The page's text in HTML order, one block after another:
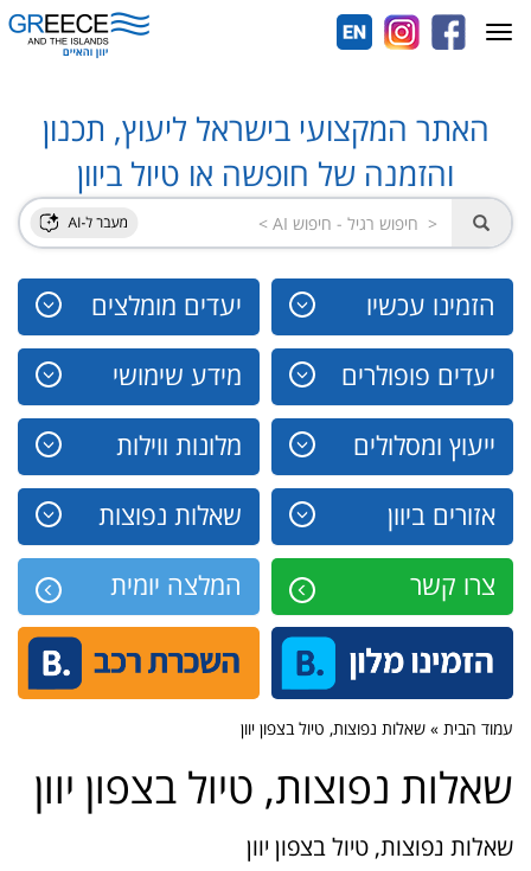
האתר המקצועי בישראל ליעוץ, תכנון
והזמנה של חופשה או טיול ביוון
הזמינו עכשיו יעדים מומלצים
יעדים פופולרים מידע שימושי
ייעוץ ומסלולים מלונות ווילות
אזורים ביוון שאלות נפוצות
צרו קשר המלצה יומית
Toggle
navigation
עמוד הבית » שאלות נפוצות, טיול בצפון יוון
שאלות נפוצות, טיול בצפון יוון
שאלות נפוצות, טיול בצפון יוון